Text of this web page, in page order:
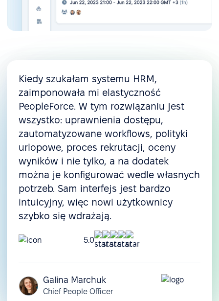
Kiedy szukałam systemu HRM,
zaimponowała mi elastyczność
PeopleForce. W tym rozwiązaniu jest
wszystko: uprawnienia dostępu,
zautomatyzowane workflows, polityki
urlopowe, proces rekrutacji, oceny
wyników i nie tylko, a na dodatek
można je konfigurować wedle własnych
potrzeb. Sam interfejs jest bardzo
intuicyjny, więc nowi użytkownicy
szybko się wdrażają.
5.0
Galina Marchuk
Chief People Officer